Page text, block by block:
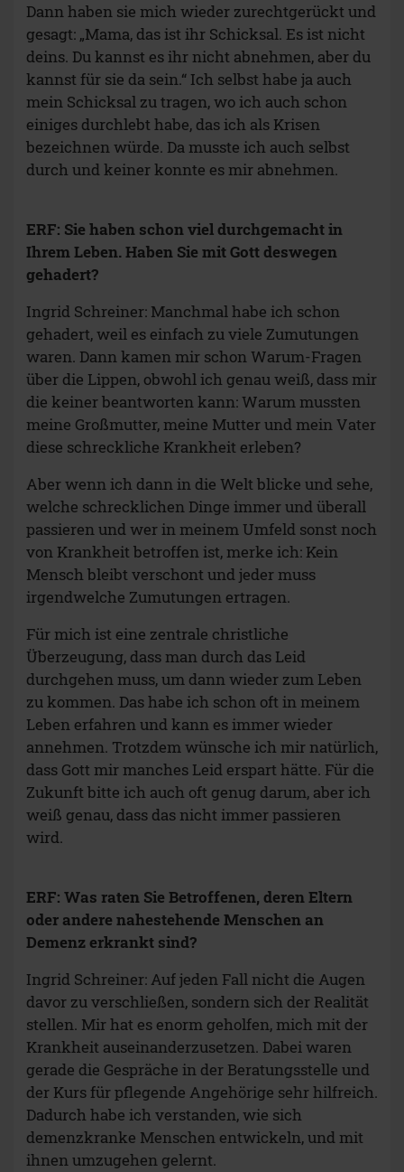
Dann haben sie mich wieder zurechtgerückt und
gesagt: „Mama, das ist ihr Schicksal. Es ist nicht
deins. Du kannst es ihr nicht abnehmen, aber du
kannst für sie da sein.“ Ich selbst habe ja auch
mein Schicksal zu tragen, wo ich auch schon
einiges durchlebt habe, das ich als Krisen
bezeichnen würde. Da musste ich auch selbst
durch und keiner konnte es mir abnehmen.
ERF: Sie haben schon viel durchgemacht in
Ihrem Leben. Haben Sie mit Gott deswegen
gehadert?
Ingrid Schreiner: Manchmal habe ich schon
gehadert, weil es einfach zu viele Zumutungen
waren. Dann kamen mir schon Warum-Fragen
über die Lippen, obwohl ich genau weiß, dass mir
die keiner beantworten kann: Warum mussten
meine Großmutter, meine Mutter und mein Vater
diese schreckliche Krankheit erleben?
Aber wenn ich dann in die Welt blicke und sehe,
welche schrecklichen Dinge immer und überall
passieren und wer in meinem Umfeld sonst noch
von Krankheit betroffen ist, merke ich: Kein
Mensch bleibt verschont und jeder muss
irgendwelche Zumutungen ertragen.
Für mich ist eine zentrale christliche
Überzeugung, dass man durch das Leid
durchgehen muss, um dann wieder zum Leben
zu kommen. Das habe ich schon oft in meinem
Leben erfahren und kann es immer wieder
annehmen. Trotzdem wünsche ich mir natürlich,
dass Gott mir manches Leid erspart hätte. Für die
Zukunft bitte ich auch oft genug darum, aber ich
weiß genau, dass das nicht immer passieren
wird.
ERF: Was raten Sie Betroffenen, deren Eltern
oder andere nahestehende Menschen an
Demenz erkrankt sind?
Ingrid Schreiner: Auf jeden Fall nicht die Augen
davor zu verschließen, sondern sich der Realität
stellen. Mir hat es enorm geholfen, mich mit der
Krankheit auseinanderzusetzen. Dabei waren
gerade die Gespräche in der Beratungsstelle und
der Kurs für pflegende Angehörige sehr hilfreich.
Dadurch habe ich verstanden, wie sich
demenzkranke Menschen entwickeln, und mit
ihnen umzugehen gelernt.